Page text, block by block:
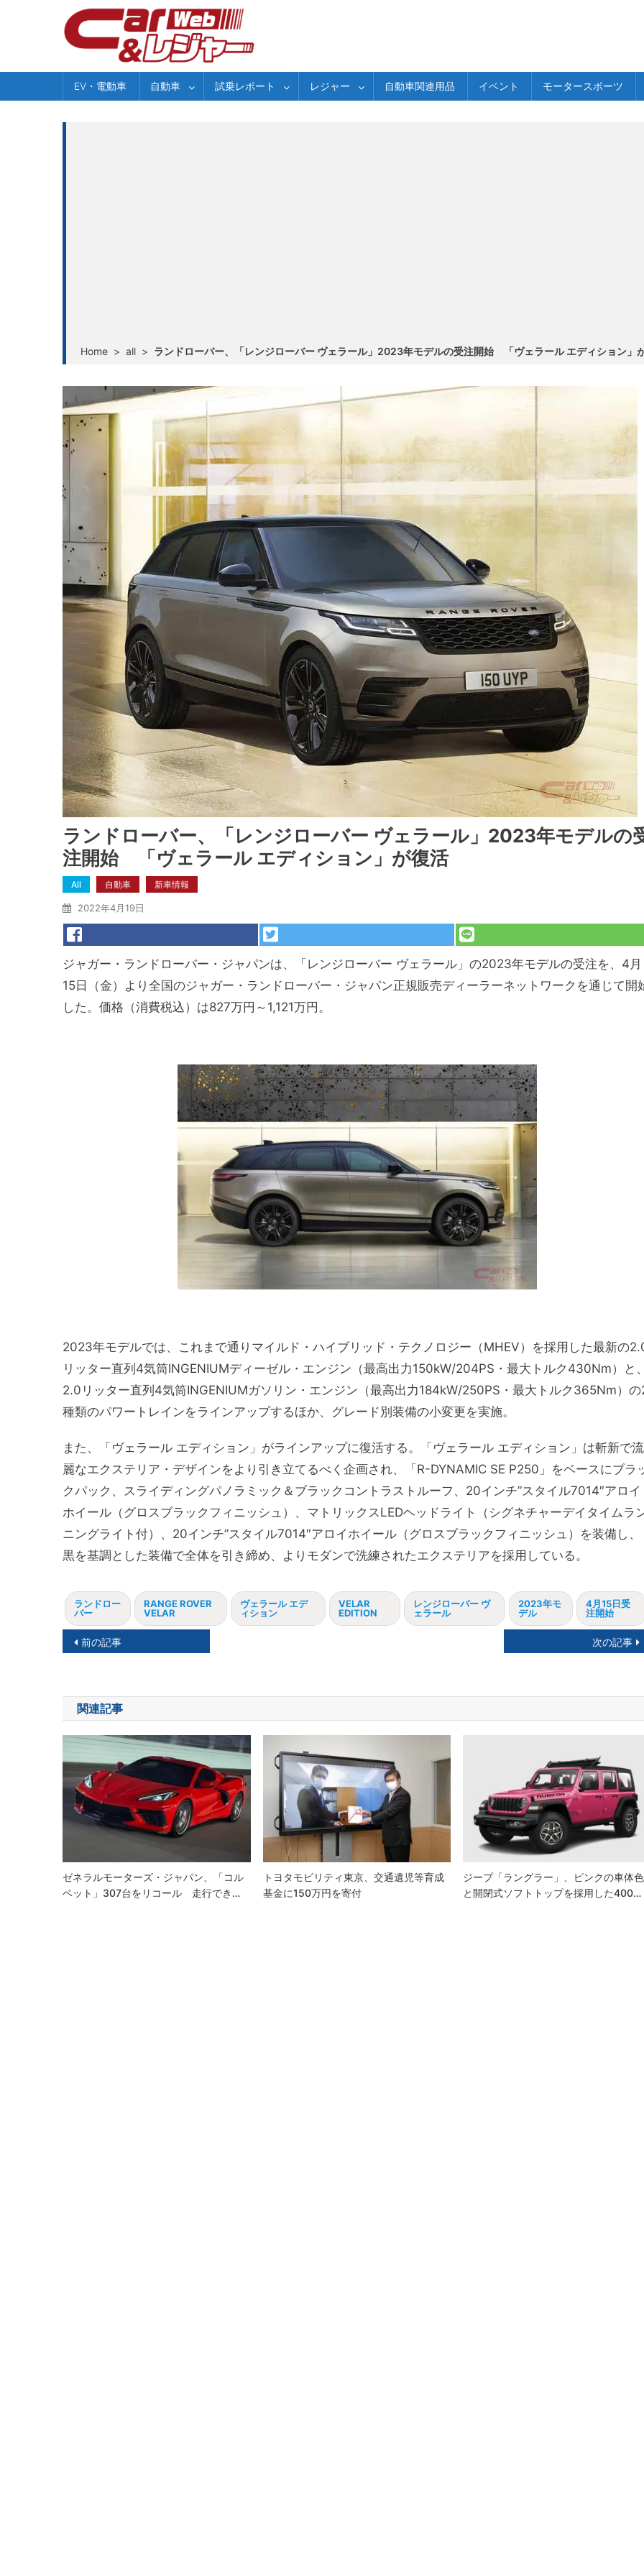
EV・電動車 自動車 試乗レポート レジャー 自動車関連用品 イベント モータースポーツ
Home > all > ランドローバー、「レンジローバー ヴェラール」2023年モデルの受注開始 「ヴェラール エディション」
ランドローバー、「レンジローバー ヴェラール」2023年モデルの
注開始 「ヴェラール エディション」が復活
All 自動車 新車情報
2022年4月19日
ジャガー・ランドローバー・ジャパンは、「レンジローバー ヴェラール」の2023年モデルの受注を、4月
15日（金）より全国のジャガー・ランドローバー・ジャパン正規販売ディーラーネットワークを通じて開
した。価格（消費税込）は827万円～1,121万円。
2023年モデルでは、これまで通りマイルド・ハイブリッド・テクノロジー（MHEV）を採用した最新の
リッター直列4気筒INGENIUMディーゼル・エンジン（最高出力150kW/204PS・最大トルク430Nm）と
2.0リッター直列4気筒INGENIUMガソリン・エンジン（最高出力184kW/250PS・最大トルク365Nm）の
種類のパワートレインをラインアップするほか、グレード別装備の小変更を実施。
また、「ヴェラール エディション」がラインアップに復活する。「ヴェラール エディション」は斬新で流
麗なエクステリア・デザインをより引き立てるべく企画され、「R-DYNAMIC SE P250」をベースにブラ
クパック、スライディングパノラミック＆ブラックコントラストルーフ、20インチ”スタイル7014″アロイ
ホイール（グロスブラックフィニッシュ）、マトリックスLEDヘッドライト（シグネチャーデイタイムラ
ニングライト付）、20インチ”スタイル7014″アロイホイール（グロスブラックフィニッシュ）を装備し、
黒を基調とした装備で全体を引き締め、よりモダンで洗練されたエクステリアを採用している。
ランドロー
バー
RANGE ROVER
VELAR
ヴェラール エデ
ィション
VELAR
EDITION
レンジローバー ヴ
ェラール
2023年モ
デル
4月15日受
注開始
投
ナ
ビ
ゲ
ー
シ
ン
前の記事 次の記事
関連記事
ゼネラルモーターズ・ジャパン、「コル
ベット」307台をリコール 走行でき…
トヨタモビリティ東京、交通遺児等育成
基金に150万円を寄付
ジープ「ラングラー」、ピンクの車体色
と開閉式ソフトトップを採用した400…